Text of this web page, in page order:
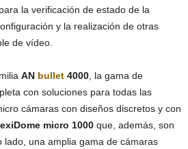
la verificación de estado de la
y la realización de otras
de vídeo.
AN bullet 4000 , la gama de
con soluciones para todas las
cámaras con diseños discretos y con
micro 1000 que, además, son
lado, una amplia gama de cámaras